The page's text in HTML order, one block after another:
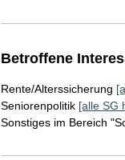
Betroffene
Rente/Alterssicherung
Seniorenpolitik [alle SG
Sonstiges im Bereich